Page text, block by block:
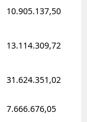
10.905.137,50
13.114.309,72
31.624.351,02
7.666.676,05